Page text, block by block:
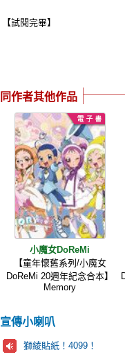
【試閱完畢】
同作者其他作品
小魔女DoReMi
【童年懷舊系列/小魔女
DoReMi 20週年紀念合本】
Memory
宣傳小喇叭
獅綾貼紙！4099！